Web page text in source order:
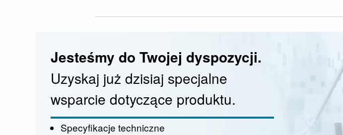
Jesteśmy do Twojej dyspozycji.
Uzyskaj już dzisiaj specjalne
wsparcie dotyczące produktu.
Specyfikacje techniczne